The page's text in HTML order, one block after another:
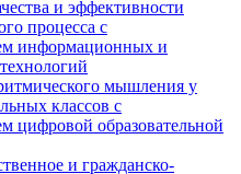
и эффективности
процесса с
информационных и
мышления у
классов с
цифровой образовательной
и гражданско-